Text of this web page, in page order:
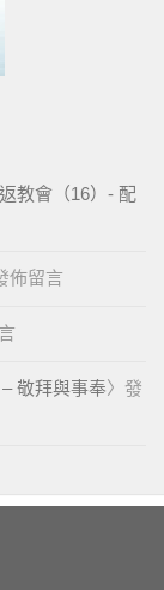
教會（16）- 配
佈留言
敬拜與事奉〉發